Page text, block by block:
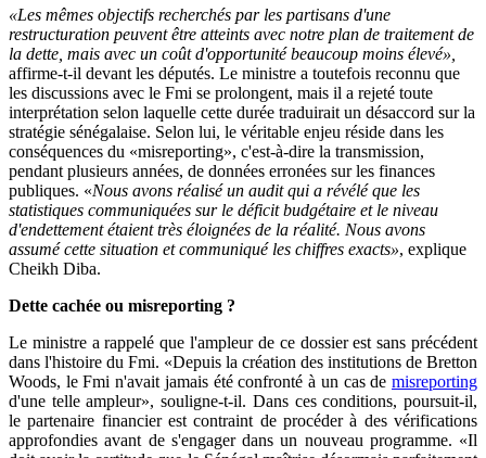
«Les mêmes objectifs recherchés par les partisans d'une
restructuration peuvent être atteints avec notre plan de traitement de
la dette, mais avec un coût d'opportunité beaucoup moins élevé»,
affirme-t-il devant les députés. Le ministre a toutefois reconnu que
les discussions avec le Fmi se prolongent, mais il a rejeté toute
interprétation selon laquelle cette durée traduirait un désaccord sur la
stratégie sénégalaise. Selon lui, le véritable enjeu réside dans les
conséquences du «misreporting», c'est-à-dire la transmission,
pendant plusieurs années, de données erronées sur les finances
publiques. «Nous avons réalisé un audit qui a révélé que les
statistiques communiquées sur le déficit budgétaire et le niveau
d'endettement étaient très éloignées de la réalité. Nous avons
assumé cette situation et communiqué les chiffres exacts», explique
Cheikh Diba.
Dette cachée ou misreporting ?
Le ministre a rappelé que l'ampleur de ce dossier est sans précédent
dans l'histoire du Fmi. «Depuis la création des institutions de Bretton
Woods, le Fmi n'avait jamais été confronté à un cas de misreporting
d'une telle ampleur», souligne-t-il. Dans ces conditions, poursuit-il,
le partenaire financier est contraint de procéder à des vérifications
approfondies avant de s'engager dans un nouveau programme. «Il